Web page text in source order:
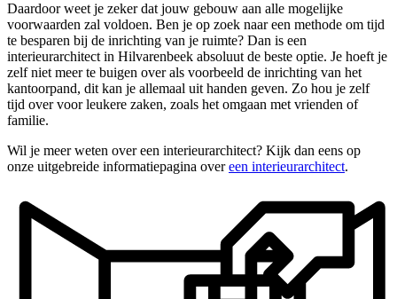
Daardoor weet je zeker dat jouw gebouw aan alle mogelijke
voorwaarden zal voldoen. Ben je op zoek naar een methode om tijd
te besparen bij de inrichting van je ruimte? Dan is een
interieurarchitect in Hilvarenbeek absoluut de beste optie. Je hoeft je
zelf niet meer te buigen over als voorbeeld de inrichting van het
kantoorpand, dit kan je allemaal uit handen geven. Zo hou je zelf
tijd over voor leukere zaken, zoals het omgaan met vrienden of
familie.
Wil je meer weten over een interieurarchitect? Kijk dan eens op
onze uitgebreide informatiepagina overeen interieurarchitect.